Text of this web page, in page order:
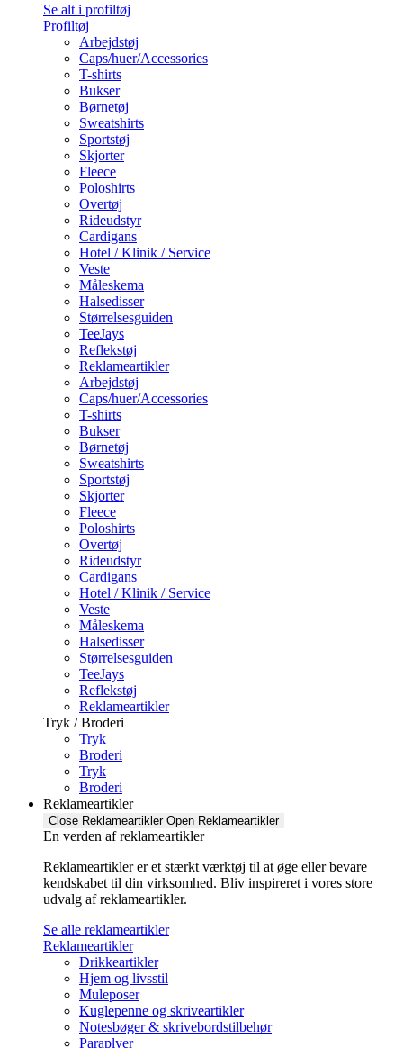
Se alt i profiltøj
Profiltøj
Arbejdstøj
Caps/huer/Accessories
T-shirts
Bukser
Børnetøj
Sweatshirts
Sportstøj
Skjorter
Fleece
Poloshirts
Overtøj
Rideudstyr
Cardigans
Hotel / Klinik / Service
Veste
Måleskema
Halsedisser
Størrelsesguiden
TeeJays
Reflekstøj
Reklameartikler
Arbejdstøj
Caps/huer/Accessories
T-shirts
Bukser
Børnetøj
Sweatshirts
Sportstøj
Skjorter
Fleece
Poloshirts
Overtøj
Rideudstyr
Cardigans
Hotel / Klinik / Service
Veste
Måleskema
Halsedisser
Størrelsesguiden
TeeJays
Reflekstøj
Reklameartikler
Tryk / Broderi
Tryk
Broderi
Tryk
Broderi
Reklameartikler
Close Reklameartikler Open Reklameartikler
En verden af reklameartikler ​
Reklameartikler er et stærkt værktøj til at øge eller bevare
kendskabet til din virksomhed. Bliv inspireret i vores store
udvalg af reklameartikler.
Se alle reklameartikler
Reklameartikler
Drikkeartikler
Hjem og livsstil
Muleposer
Kuglepenne og skriveartikler
Notesbøger & skrivebordstilbehør
Paraplyer